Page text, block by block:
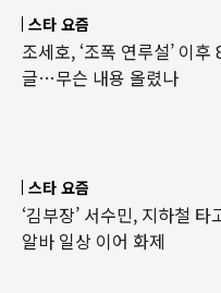
스타 요즘
조세호, ‘조폭 연루설’ 이
글…무슨 내용 올렸나
스타 요즘
‘김부장’ 서수민, 지하철
알바 일상 이어 화제